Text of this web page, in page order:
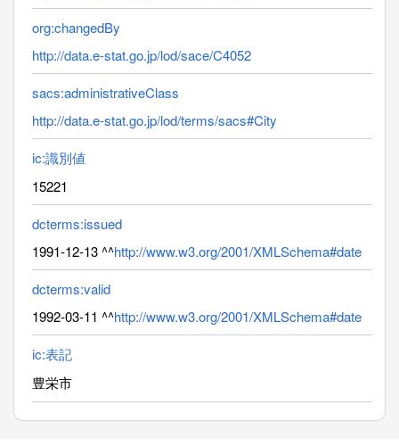
org:changedBy
http://data.e-stat.go.jp/lod/sace/C4052
sacs:administrativeClass
http://data.e-stat.go.jp/lod/terms/sacs#City
ic:識別値
15221
dcterms:issued
1991-12-13 ^^http://www.w3.org/2001/XMLSchema#date
dcterms:valid
1992-03-11 ^^http://www.w3.org/2001/XMLSchema#date
ic:表記
豊栄市